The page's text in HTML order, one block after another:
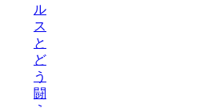
ル
ス
と
ど
う
闘